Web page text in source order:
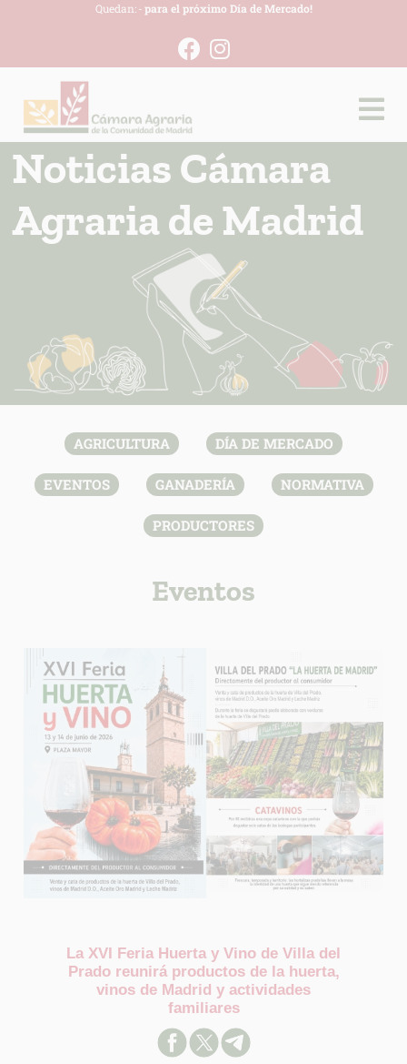
Quedan: -para el próximo Día de Mercado!
Noticias Cámara
Agraria de Madrid
AGRICULTURA DÍA DE MERCADO
EVENTOS GANADERÍA NORMATIVA
PRODUCTORES
Eventos
La XVI Feria Huerta y Vino de Villa del
Prado reunirá productos de la huerta,
vinos de Madrid y actividades
familiares